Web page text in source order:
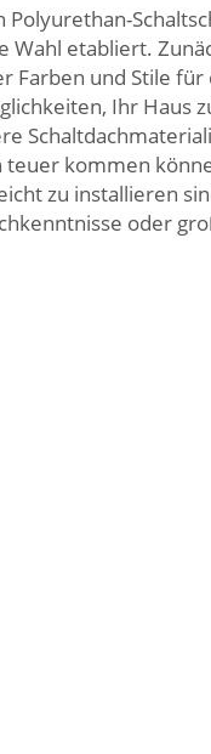
Polyurethan-
Wahl etabliert.
Farben und Stile für
Ihr Haus
teuer kommen
zu installieren
oder